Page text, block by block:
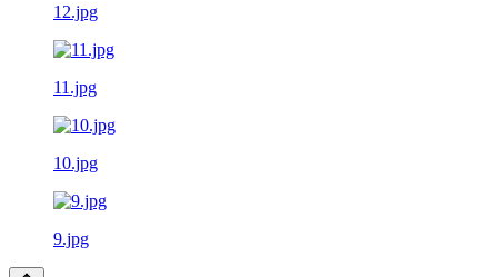
12.jpg
11.jpg
10.jpg
9.jpg